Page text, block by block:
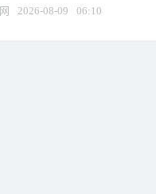
2026-08-09 06:10